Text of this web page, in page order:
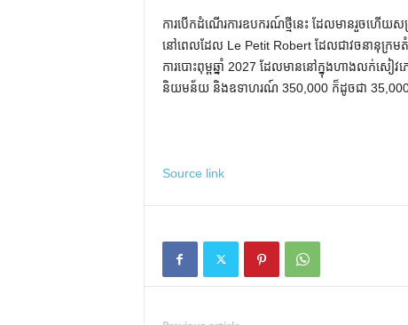
ការបើកដំណើរការឧបករណ៍ថ្មីនេះ ដែលមានរួចហើយ
នៅពេលដែល Le Petit Robert ដែលជាវចនានុក្រមតំ
ការបោះពុម្ពឆ្នាំ 2027 ដែលមាននៅក្នុងហាងលក់សៀ
និយមន័យ និងឧទាហរណ៍ 350,000 ក៏ដូចជា
Source link